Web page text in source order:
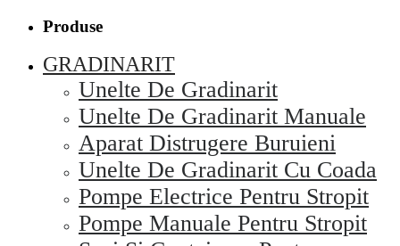
Produse
GRADINARIT
Unelte De Gradinarit
Unelte De Gradinarit Manuale
Aparat Distrugere Buruieni
Unelte De Gradinarit Cu Coada
Pompe Electrice Pentru Stropit
Pompe Manuale Pentru Stropit